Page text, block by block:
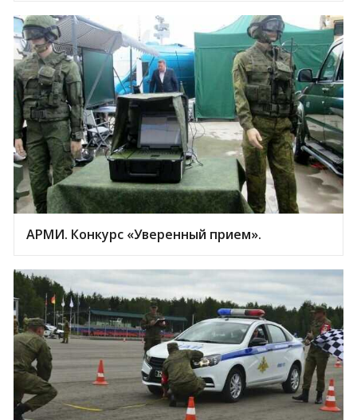
АРМИ. Конкурс «Уверенный прием».